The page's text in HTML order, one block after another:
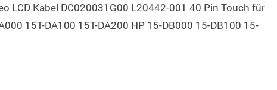
LCD Kabel DC020031G00 L20442-001 40 Pin Touch für
15T-DA100 15T-DA200 HP 15-DB000 15-DB100 15-